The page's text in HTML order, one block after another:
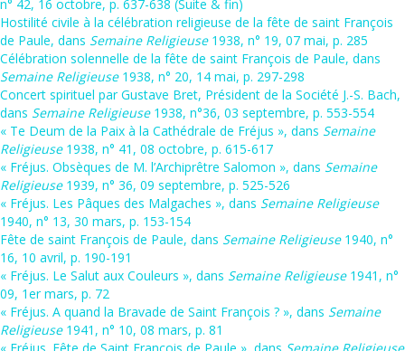
n° 42, 16 octobre, p. 637-638 (Suite & fin)
Hostilité civile à la célébration religieuse de la fête de saint François
de Paule, dans Semaine Religieuse1938, n° 19, 07 mai, p. 285
Célébration solennelle de la fête de saint François de Paule, dans
Semaine Religieuse1938, n° 20, 14 mai, p. 297-298
Concert spirituel par Gustave Bret, Président de la Société J.-S. Bach,
dans Semaine Religieuse1938, n°36, 03 septembre, p. 553-554
« Te Deum de la Paix à la Cathédrale de Fréjus », dans Semaine
Religieuse1938, n° 41, 08 octobre, p. 615-617
« Fréjus. Obsèques de M. l’Archiprêtre Salomon », dans Semaine
Religieuse1939, n° 36, 09 septembre, p. 525-526
« Fréjus. Les Pâques des Malgaches », dans Semaine Religieuse
1940, n° 13, 30 mars, p. 153-154
Fête de saint François de Paule, dans Semaine Religieuse1940, n°
16, 10 avril, p. 190-191
« Fréjus. Le Salut aux Couleurs », dans Semaine Religieuse1941, n°
09, 1er mars, p. 72
« Fréjus. A quand la Bravade de Saint François ? », dans Semaine
Religieuse1941, n° 10, 08 mars, p. 81